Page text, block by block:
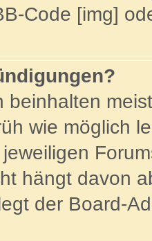
Code [img]
beinhalten
wie möglich
hängt davon
der Board-